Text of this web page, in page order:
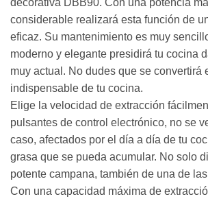
considerable realizará esta función de
eficaz. Su mantenimiento es muy
moderno y elegante presidirá tu cocina
muy actual. No dudes que se convertirá
indispensable de tu cocina.
Elige la velocidad de extracción
pulsantes de control electrónico, no se
caso, afectados por el día a día de tu
grasa que se pueda acumular. No solo
potente campana, también de una de
Con una capacidad máxima de